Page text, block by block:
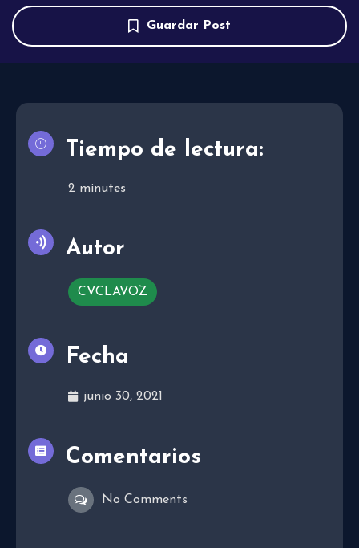
Guardar Post
Tiempo de lectura:
2 minutes
Autor
CVCLAVOZ
Fecha
junio 30, 2021
Comentarios
No Comments